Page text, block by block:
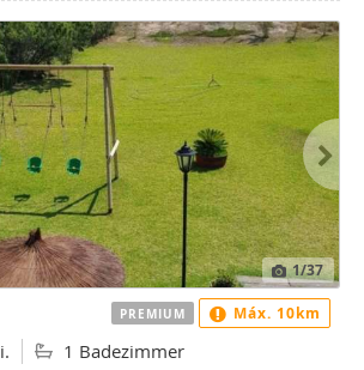
1/37
1 Badezimmer
PREMIUM Máx. 10km